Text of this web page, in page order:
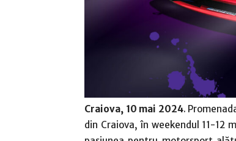
Craiova, 10 mai 2024.
din Craiova, în weekendul 11-12